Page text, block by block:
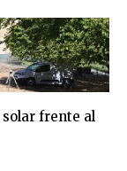
frente al